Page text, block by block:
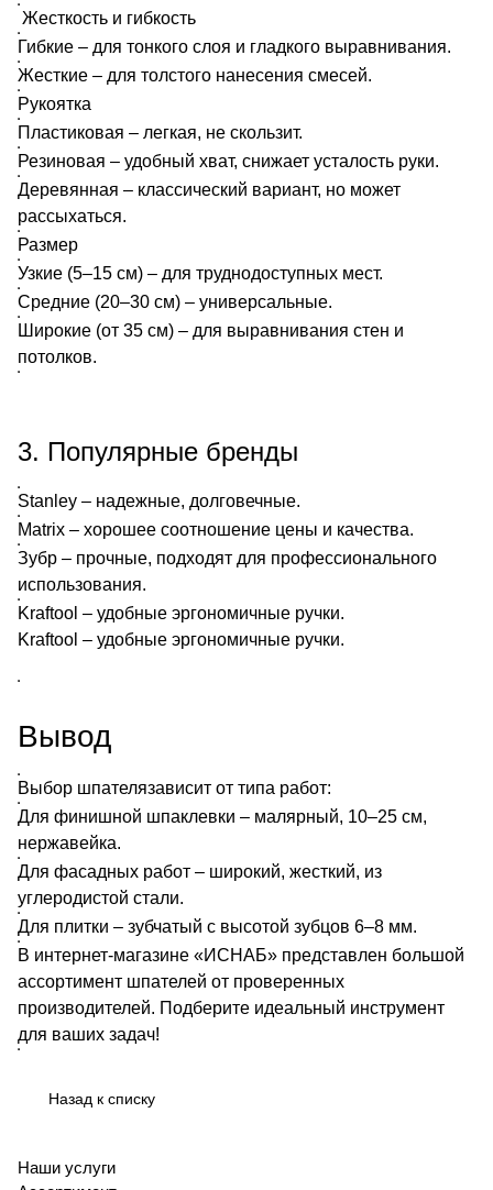
Жесткость и гибкость
Гибкие – для тонкого слоя и гладкого выравнивания.
Жесткие – для толстого нанесения смесей.
Рукоятка
Пластиковая – легкая, не скользит.
Резиновая – удобный хват, снижает усталость руки.
Деревянная – классический вариант, но может
рассыхаться.
Размер
Узкие (5–15 см) – для труднодоступных мест.
Средние (20–30 см) – универсальные.
Широкие (от 35 см) – для выравнивания стен и
потолков.
3. Популярные бренды
Stanley – надежные, долговечные.
Matrix – хорошее соотношение цены и качества.
Зубр – прочные, подходят для профессионального
использования.
Kraftool – удобные эргономичные ручки.
Kraftool – удобные эргономичные ручки.
Вывод
Выбор шпателязависит от типа работ:
Для финишной шпаклевки – малярный, 10–25 см,
нержавейка.
Для фасадных работ – широкий, жесткий, из
углеродистой стали.
Для плитки – зубчатый с высотой зубцов 6–8 мм.
В интернет-магазине «ИСНАБ» представлен большой
ассортимент шпателей от проверенных
производителей. Подберите идеальный инструмент
для ваших задач!
Назад к списку
Наши услуги